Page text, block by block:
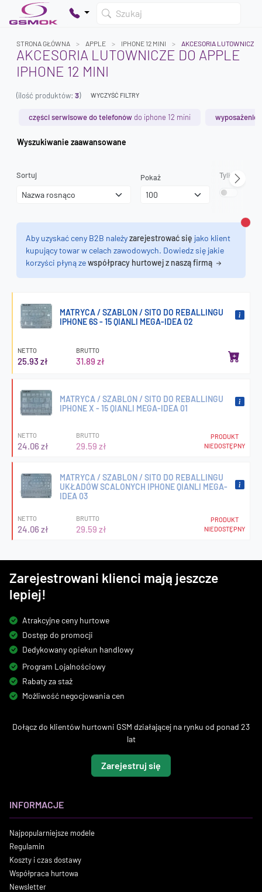
Szukaj
Dodaj produkty, aby kontynuować.
STRONA GŁÓWNA APPLE IPHONE 12 MINI AKCESORIA LUTOWNICZE
AKCESORIA LUTOWNICZE DO APPLE
IPHONE 12 MINI
(ilość produktów: 3) WYCZYŚĆ FILTRY
części serwisowe do telefonów do iphone 12 mini wyposażenie
Wyszukiwanie zaawansowane
Sortuj Pokaż Tylko
Aby uzyskać ceny B2B należyzarejestrować się jako klient
kupujący towar w celach zawodowych. Dowiedz się jakie
korzyści płyną zewspółpracy hurtowej z naszą firmą
MATRYCA / SZABLON / SITO DO REBALLINGU
IPHONE 6S - 15 QIANLI MEGA-IDEA 02
NETTO
25.93 zł
BRUTTO
31.89 zł
MATRYCA / SZABLON / SITO DO REBALLINGU
IPHONE X - 15 QIANLI MEGA-IDEA 01
NETTO
24.06 zł
BRUTTO
29.59 zł
PRODUKT
NIEDOSTĘPNY
MATRYCA / SZABLON / SITO DO REBALLINGU
UKŁADÓW SCALONYCH IPHONE QIANLI MEGA-
IDEA 03
NETTO
24.06 zł
BRUTTO
29.59 zł
PRODUKT
NIEDOSTĘPNY
Zarejestrowani klienci mają jeszcze
lepiej!
Atrakcyjne ceny hurtowe
Dostęp do promocji
Dedykowany opiekun handlowy
Program Lojalnościowy
Rabaty za staż
Możliwość negocjowania cen
Dołącz do klientów hurtowni GSM działającej na rynku od ponad 23
lat
Zarejestruj się
INFORMACJE
Najpopularniejsze modele
Regulamin
Koszty i czas dostawy
Współpraca hurtowa
Newsletter